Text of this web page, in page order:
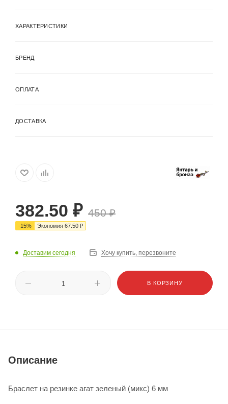
ХАРАКТЕРИСТИКИ
БРЕНД
ОПЛАТА
ДОСТАВКА
382.50 ₽ 450₽
-15% Экономия 67.50 ₽
Доставим сегодня Хочу купить, перезвоните
В КОРЗИНУ
Описание
Браслет на резинке агат зеленый (микс) 6 мм